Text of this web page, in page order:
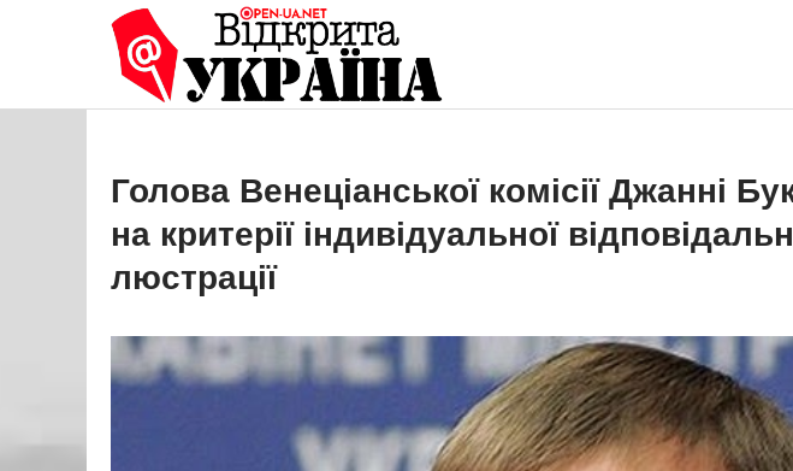
Голова Венеціанської комісії Джанні
на критерії індивідуальної
люстрації